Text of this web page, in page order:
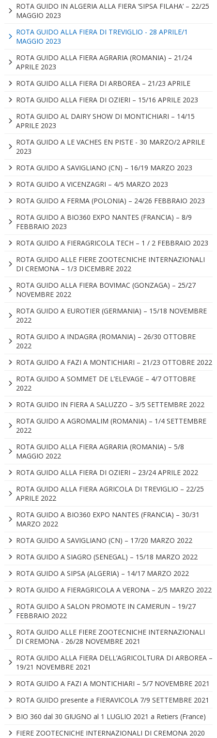
ROTA GUIDO IN ALGERIA ALLA FIERA ‘SIPSA FILAHA’ – 22/25
MAGGIO 2023
ROTA GUIDO ALLA FIERA DI TREVIGLIO - 28 APRILE/1
MAGGIO 2023
ROTA GUIDO ALLA FIERA AGRARIA (ROMANIA) – 21/24
APRILE 2023
ROTA GUIDO ALLA FIERA DI ARBOREA – 21/23 APRILE
ROTA GUIDO ALLA FIERA DI OZIERI – 15/16 APRILE 2023
ROTA GUIDO AL DAIRY SHOW DI MONTICHIARI – 14/15
APRILE 2023
ROTA GUIDO A LE VACHES EN PISTE - 30 MARZO/2 APRILE
2023
ROTA GUIDO A SAVIGLIANO (CN) – 16/19 MARZO 2023
ROTA GUIDO A VICENZAGRI – 4/5 MARZO 2023
ROTA GUIDO A FERMA (POLONIA) – 24/26 FEBBRAIO 2023
ROTA GUIDO A BIO360 EXPO NANTES (FRANCIA) – 8/9
FEBBRAIO 2023
ROTA GUIDO A FIERAGRICOLA TECH – 1 / 2 FEBBRAIO 2023
ROTA GUIDO ALLE FIERE ZOOTECNICHE INTERNAZIONALI
DI CREMONA – 1/3 DICEMBRE 2022
ROTA GUIDO ALLA FIERA BOVIMAC (GONZAGA) – 25/27
NOVEMBRE 2022
ROTA GUIDO A EUROTIER (GERMANIA) – 15/18 NOVEMBRE
2022
ROTA GUIDO A INDAGRA (ROMANIA) – 26/30 OTTOBRE
2022
ROTA GUIDO A FAZI A MONTICHIARI – 21/23 OTTOBRE 2022
ROTA GUIDO A SOMMET DE L’ELEVAGE – 4/7 OTTOBRE
2022
ROTA GUIDO IN FIERA A SALUZZO – 3/5 SETTEMBRE 2022
ROTA GUIDO A AGROMALIM (ROMANIA) – 1/4 SETTEMBRE
2022
ROTA GUIDO ALLA FIERA AGRARIA (ROMANIA) – 5/8
MAGGIO 2022
ROTA GUIDO ALLA FIERA DI OZIERI – 23/24 APRILE 2022
ROTA GUIDO ALLA FIERA AGRICOLA DI TREVIGLIO – 22/25
APRILE 2022
ROTA GUIDO A BIO360 EXPO NANTES (FRANCIA) – 30/31
MARZO 2022
ROTA GUIDO A SAVIGLIANO (CN) – 17/20 MARZO 2022
ROTA GUIDO A SIAGRO (SENEGAL) – 15/18 MARZO 2022
ROTA GUIDO A SIPSA (ALGERIA) – 14/17 MARZO 2022
ROTA GUIDO A FIERAGRICOLA A VERONA – 2/5 MARZO 2022
ROTA GUIDO A SALON PROMOTE IN CAMERUN – 19/27
FEBBRAIO 2022
ROTA GUIDO ALLE FIERE ZOOTECNICHE INTERNAZIONALI
DI CREMONA - 26/28 NOVEMBRE 2021
ROTA GUIDO ALLA FIERA DELL’AGRICOLTURA DI ARBOREA –
19/21 NOVEMBRE 2021
ROTA GUIDO A FAZI A MONTICHIARI – 5/7 NOVEMBRE 2021
ROTA GUIDO presente a FIERAVICOLA 7/9 SETTEMBRE 2021
BIO 360 dal 30 GIUGNO al 1 LUGLIO 2021 a Retiers (France)
FIERE ZOOTECNICHE INTERNAZIONALI DI CREMONA 2020